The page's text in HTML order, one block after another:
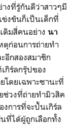
างที่รู้กันดีว่าสาวๆมี
ข่งขันก็เป็นเด็กที่
ดิมสี่คนอย่าง นา
ตุก่อนการถ่ายทำ
อีกสองสมาชิก
กิร์ลกรุ๊ปของ
โดยเฉพาะซานะที่
ช่วงที่ถ่ายทำมิวสิค
การที่จะปั้นเกิร์ล
ที่ได้ผู้ถูกเลือกทั้ง